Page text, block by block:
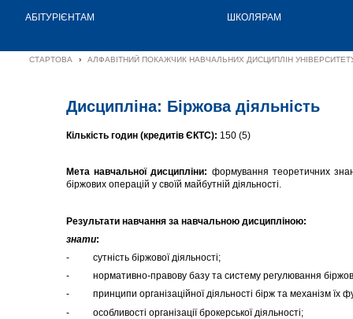
АБІТУРІЄНТАМ ШКОЛЯРАМ
СТАРТОВА › АЛФАВІТНИЙ ПОКАЖЧИК НАВЧАЛЬНИХ ДИСЦИПЛІН
Дисципліна: Біржова діяльність
Кількість годин (кредитів ЄКТС): 150 (5)
Мета навчальної дисципліни: формування теоретичних
біржових операцій у своїй майбутній діяльності.
Результати навчання за навчальною дисципліною:
знати:
- сутність біржової діяльності;
- нормативно-правову базу та систему регулювання
- принципи організаційної діяльності бірж та механізм їх
- особливості організації брокерської діяльності;